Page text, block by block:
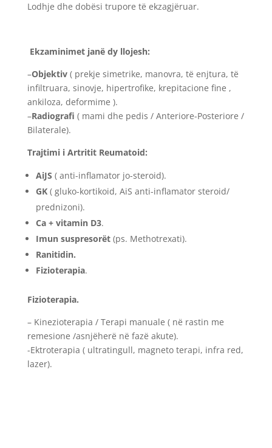
Lodhje dhe dobësi trupore të ekzagjëruar.
Ekzaminimet janë dy llojesh:
–Objektiv( prekje simetrike, manovra, të enjtura, të
infiltruara, sinovje, hipertrofike, krepitacione fine ,
ankiloza, deformime ).
–Radiografi ( mami dhe pedis / Anteriore-Posteriore /
Bilaterale).
Trajtimi i Artritit Reumatoid:
AiJS ( anti-inflamator jo-steroid).
GK( gluko-kortikoid, AiS anti-inflamator steroid/
prednizoni).
Ca + vitamin D3.
Imun suspresorët(ps. Methotrexati).
Ranitidin.
Fizioterapia.
Fizioterapia.
– Kinezioterapia / Terapi manuale ( në rastin me
remesione /asnjëherë në fazë akute).
-Ektroterapia ( ultratingull, magneto terapi, infra red,
lazer).